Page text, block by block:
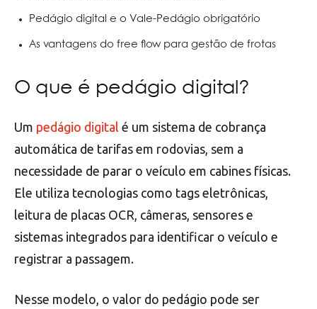
Pedágio digital e o Vale-Pedágio obrigatório
As vantagens do free flow para gestão de frotas
O que é pedágio digital?
Um pedágio digital é um sistema de cobrança
automática de tarifas em rodovias, sem a
necessidade de parar o veículo em cabines físicas.
Ele utiliza tecnologias como tags eletrônicas,
leitura de placas OCR, câmeras, sensores e
sistemas integrados para identificar o veículo e
registrar a passagem.
Nesse modelo, o valor do pedágio pode ser